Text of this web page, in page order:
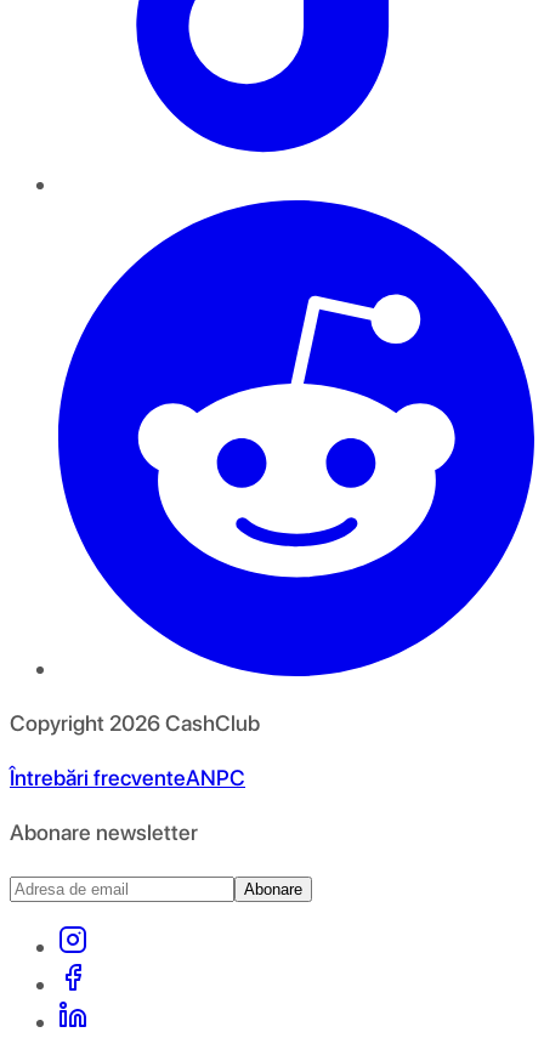
Copyright 2026CashClub
Întrebări frecventeANPC
Abonare newsletter
Abonare